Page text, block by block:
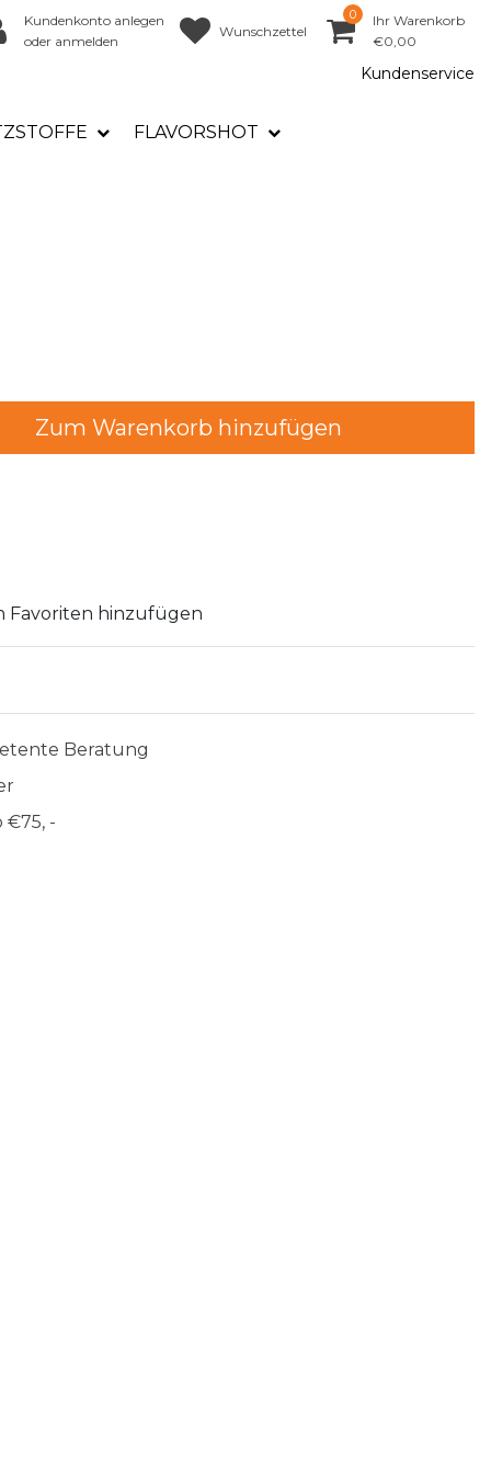
Kundenkonto anlegen
oder anmelden
Wunschzettel
0
Ihr Warenkorb
€0,00
Kundenservice
FLAVORSHOT
Zum Warenkorb hinzufügen
Favoriten hinzufügen
Beratung
€75, -